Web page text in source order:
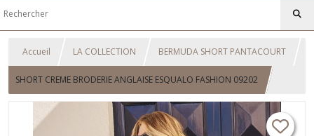
Accueil LA COLLECTION BERMUDA SHORT PANTACOURT
SHORT CREME BRODERIE ANGLAISE ESQUALO FASHION 09202